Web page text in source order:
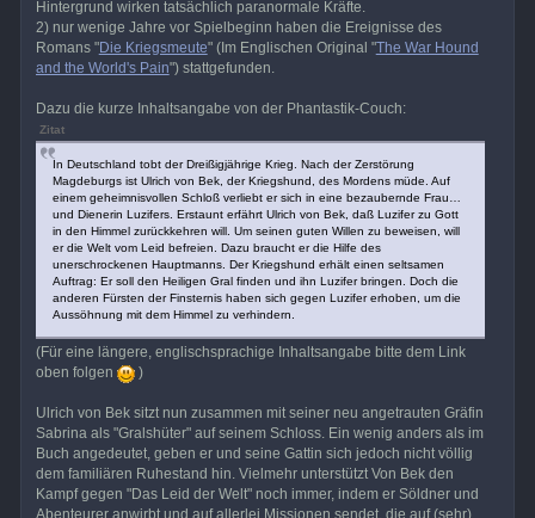
Hintergrund wirken tatsächlich paranormale Kräfte.
2) nur wenige Jahre vor Spielbeginn haben die Ereignisse des
Romans "Die Kriegsmeute" (Im Englischen Original "The War Hound
and the World's Pain") stattgefunden.
Dazu die kurze Inhaltsangabe von der Phantastik-Couch:
Zitat
In Deutschland tobt der Dreißigjährige Krieg. Nach der Zerstörung
Magdeburgs ist Ulrich von Bek, der Kriegshund, des Mordens müde. Auf
einem geheimnisvollen Schloß verliebt er sich in eine bezaubernde Frau…
und Dienerin Luzifers. Erstaunt erfährt Ulrich von Bek, daß Luzifer zu Gott
in den Himmel zurückkehren will. Um seinen guten Willen zu beweisen, will
er die Welt vom Leid befreien. Dazu braucht er die Hilfe des
unerschrockenen Hauptmanns. Der Kriegshund erhält einen seltsamen
Auftrag: Er soll den Heiligen Gral finden und ihn Luzifer bringen. Doch die
anderen Fürsten der Finsternis haben sich gegen Luzifer erhoben, um die
Aussöhnung mit dem Himmel zu verhindern.
(Für eine längere, englischsprachige Inhaltsangabe bitte dem Link
oben folgen
)
Ulrich von Bek sitzt nun zusammen mit seiner neu angetrauten Gräfin
Sabrina als "Gralshüter" auf seinem Schloss. Ein wenig anders als im
Buch angedeutet, geben er und seine Gattin sich jedoch nicht völlig
dem familiären Ruhestand hin. Vielmehr unterstützt Von Bek den
Kampf gegen "Das Leid der Welt" noch immer, indem er Söldner und
Abenteurer anwirbt und auf allerlei Missionen sendet, die auf (sehr)